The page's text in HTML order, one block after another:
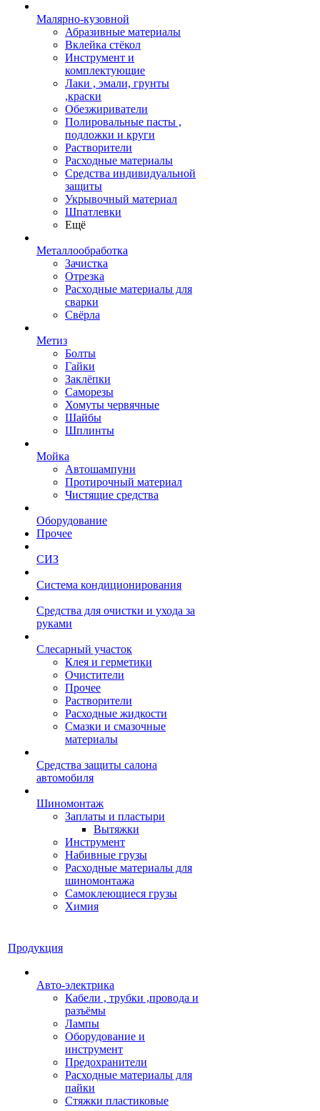
Малярно-кузовной
Абразивные материалы
Вклейка стёкол
Инструмент и
комплектующие
Лаки , эмали, грунты
,краски
Обезжириватели
Полировальные пасты ,
подложки и круги
Растворители
Расходные материалы
Средства индивидуальной
защиты
Укрывочный материал
Шпатлевки
Ещё
Металлообработка
Зачистка
Отрезка
Расходные материалы для
сварки
Свёрла
Метиз
Болты
Гайки
Заклёпки
Саморезы
Хомуты червячные
Шайбы
Шплинты
Мойка
Автошампуни
Протирочный материал
Чистящие средства
Оборудование
Прочее
СИЗ
Система кондиционирования
Средства для очистки и ухода за
руками
Слесарный участок
Клея и герметики
Очистители
Прочее
Растворители
Расходные жидкости
Смазки и смазочные
материалы
Средства защиты салона
автомобиля
Шиномонтаж
Заплаты и пластыри
Вытяжки
Инструмент
Набивные грузы
Расходные материалы для
шиномонтажа
Самоклеющиеся грузы
Химия
Продукция
Авто-электрика
Кабели , трубки ,провода и
разъёмы
Лампы
Оборудование и
инструмент
Предохранители
Расходные материалы для
пайки
Стяжки пластиковые